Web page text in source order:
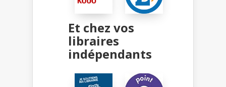
Et chez vos
libraires
indépendants